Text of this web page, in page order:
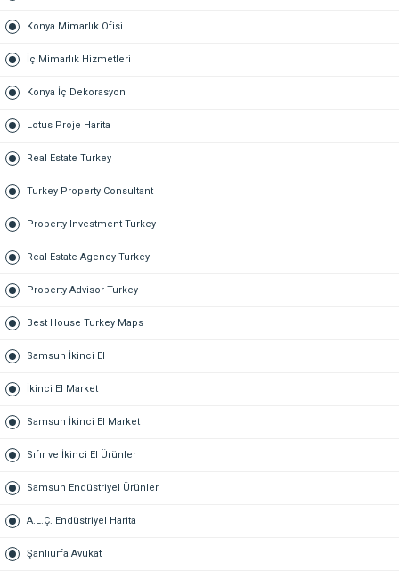
Konya Mimarlık Ofisi
İç Mimarlık Hizmetleri
Konya İç Dekorasyon
Lotus Proje Harita
Real Estate Turkey
Turkey Property Consultant
Property Investment Turkey
Real Estate Agency Turkey
Property Advisor Turkey
Best House Turkey Maps
Samsun İkinci El
İkinci El Market
Samsun İkinci El Market
Sıfır ve İkinci El Ürünler
Samsun Endüstriyel Ürünler
A.L.Ç. Endüstriyel Harita
Şanlıurfa Avukat